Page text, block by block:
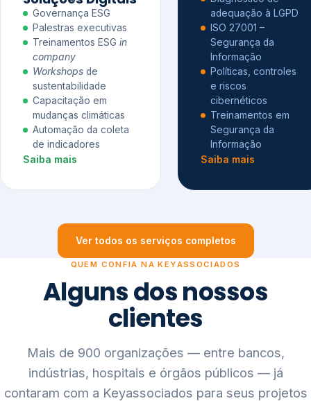
Governança ESG
Palestras executivas
Treinamentos ESG in
company
Workshops de
sustentabilidade
Capacitação em
mudanças climáticas
Automação da coleta
de indicadores
Saiba mais
adequação à LGPD
ISO 27001 –
Segurança da
Informação
Políticas, controles
e riscos
cibernéticos
Treinamentos em
Segurança da
Informação
Saiba mais
Ver todos os serviços completos
QUEM CONFIA NA KEYASSOCIADOS
Alguns dos nossos
clientes
Mais de 900 organizações — entre bancos,
indústrias, hospitais e órgãos públicos — já
contaram com a Keyassociados para seus projetos